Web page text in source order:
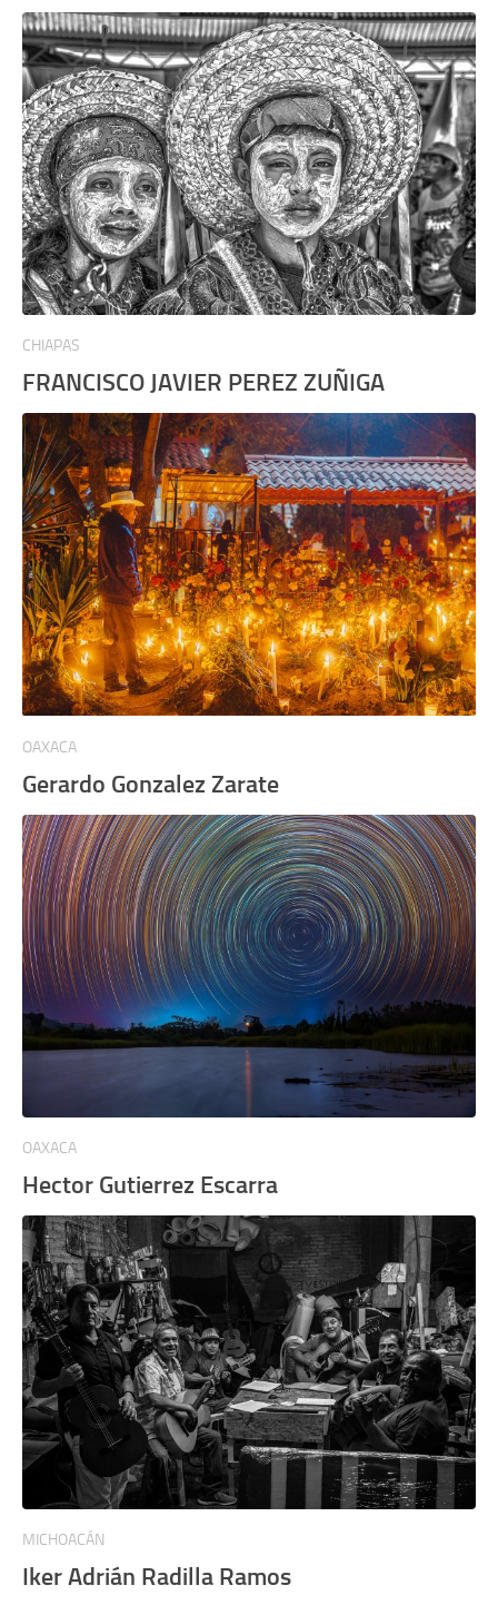
CHIAPAS
FRANCISCO JAVIER PEREZ ZUÑIGA
OAXACA
Gerardo Gonzalez Zarate
OAXACA
Hector Gutierrez Escarra
MICHOACÁN
Iker Adrián Radilla Ramos